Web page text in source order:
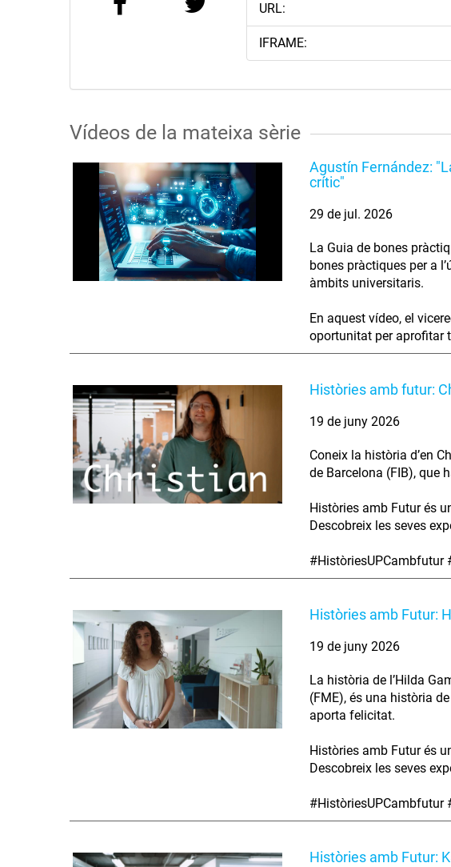
URL:
IFRAME:
Vídeos de la mateixa sèrie
Agustín Fernández:
crític"
29 de jul. 2026
La Guia de bones
bones pràctiques per a
àmbits universitaris.
En aquest vídeo, el
oportunitat per aprofitar
Històries amb futur:
19 de juny 2026
Coneix la història d’en
de Barcelona (FIB), que
Històries amb Futur és
Descobreix les seves
#HistòriesUPCambfutur
Històries amb Futur:
19 de juny 2026
La història de l’Hilda
(FME), és una història
aporta felicitat.
Històries amb Futur és
Descobreix les seves
#HistòriesUPCambfutur
Històries amb Futur: